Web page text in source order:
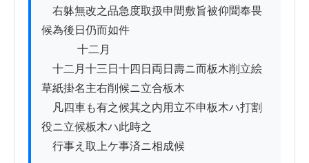
右躰無改之品急度取扱申間敷旨被仰聞奉畏
候為後日仍而如件
十二月
十二月十三日十四日両日壽ニ而板木削立絵
草紙掛名主右削候ニ立合板木
凡四車も有之候其之内用立不申板木ハ打割
役ニ立候板木ハ此時之
行事え取上ケ事済ニ相成候